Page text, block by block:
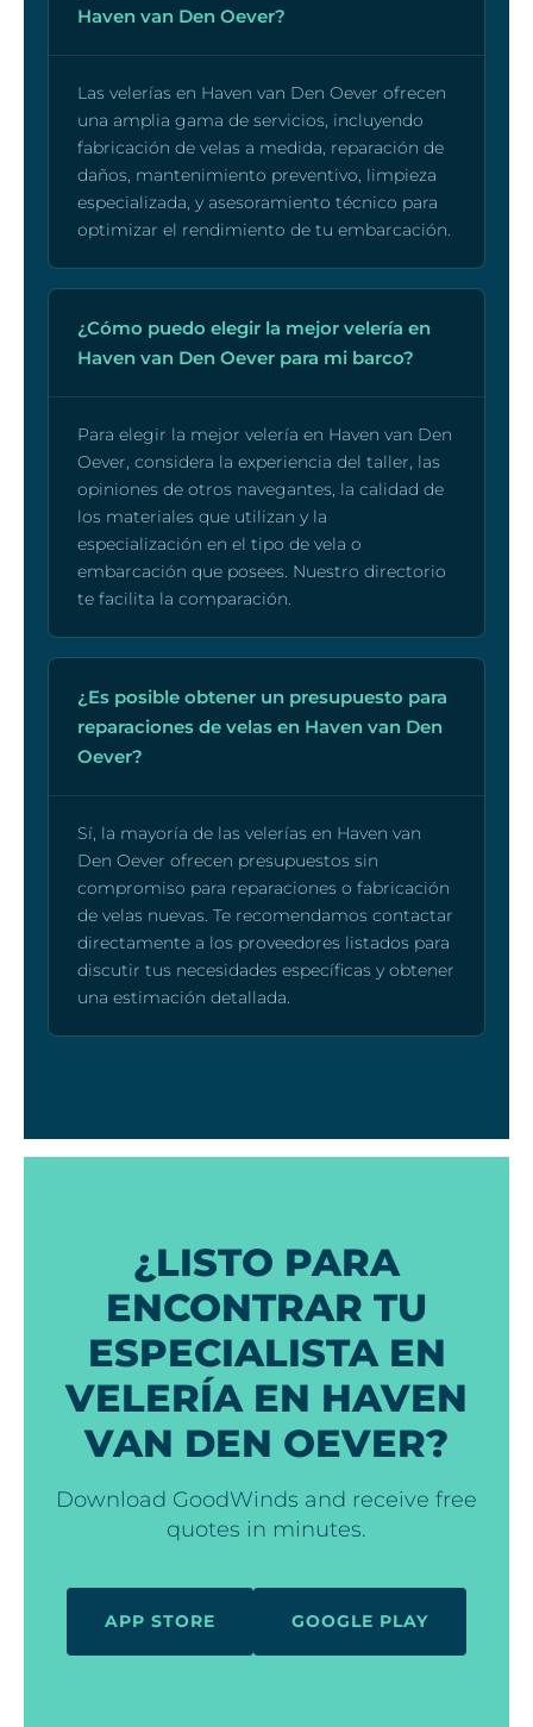
Haven van Den Oever?
Las velerías en Haven van Den Oever ofrecen
una amplia gama de servicios, incluyendo
fabricación de velas a medida, reparación de
daños, mantenimiento preventivo, limpieza
especializada, y asesoramiento técnico para
optimizar el rendimiento de tu embarcación.
¿Cómo puedo elegir la mejor velería en
Haven van Den Oever para mi barco?
Para elegir la mejor velería en Haven van Den
Oever, considera la experiencia del taller, las
opiniones de otros navegantes, la calidad de
los materiales que utilizan y la
especialización en el tipo de vela o
embarcación que posees. Nuestro directorio
te facilita la comparación.
¿Es posible obtener un presupuesto para
reparaciones de velas en Haven van Den
Oever?
Sí, la mayoría de las velerías en Haven van
Den Oever ofrecen presupuestos sin
compromiso para reparaciones o fabricación
de velas nuevas. Te recomendamos contactar
directamente a los proveedores listados para
discutir tus necesidades específicas y obtener
una estimación detallada.
¿LISTO PARA
ENCONTRAR TU
ESPECIALISTA EN
VELERÍA EN HAVEN
VAN DEN OEVER?
Download GoodWinds and receive free
quotes in minutes.
APP STORE GOOGLE PLAY